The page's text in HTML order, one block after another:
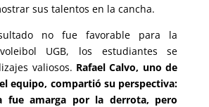
sus talentos en la cancha.
no fue favorable para la
UGB, los estudiantes se
valiosos. Rafael Calvo, uno de
equipo, compartió su perspectiva:
fue amarga por la derrota, pero